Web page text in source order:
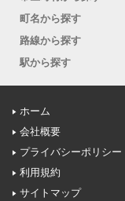
町名から探す
路線から探す
駅から探す
ホーム
会社概要
プライバシーポリシー
利用規約
サイトマップ